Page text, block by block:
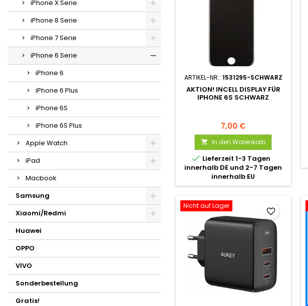
iPhone X Serie
iPhone 8 Serie
iPhone 7 Serie
iPhone 6 Serie
iPhone 6
iPhone 6 Plus
iPhone 6S
iPhone 6S Plus
Apple Watch
iPad
Macbook
Samsung
Xiaomi/Redmi
Huawei
OPPO
VIVO
Sonderbestellung
Gratis!
ARTIKEL-NR.: 1531295-SCHWARZ
AKTION! INCELL DISPLAY FÜR
IPHONE 6S SCHWARZ
7,00 €
 In den Warenkorb
 Lieferzeit 1-3 Tagen
innerhalb DE und 2-7 Tagen
innerhalb EU
Nicht auf Lager
favorite_border